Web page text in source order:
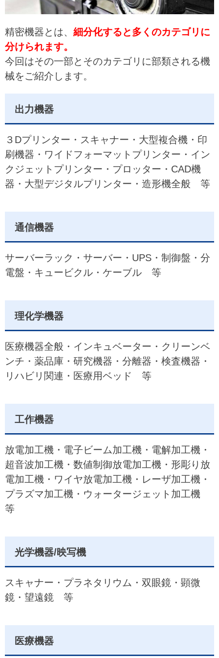
精密機器とは、 細分化すると多くのカテゴリに
分けられます。
今回はその一部とそのカテゴリに部類される機
械をご紹介します。
出力機器
３Dプリンター・スキャナー・大型複合機・印
刷機器・ワイドフォーマットプリンター・イン
クジェットプリンター・プロッター・CAD機
器・大型デジタルプリンター・造形機全般 等
通信機器
サーバーラック・サーバー・UPS・制御盤・分
電盤・キュービクル・ケーブル 等
理化学機器
医療機器全般・インキュベーター・クリーンベ
ンチ・薬品庫・研究機器・分離器・検査機器・
リハビリ関連・医療用ベッド 等
工作機器
放電加工機・電子ビーム加工機・電解加工機・
超音波加工機・数値制御放電加工機・形彫り放
電加工機・ワイヤ放電加工機・レーザ加工機・
プラズマ加工機・ウォータージェット加工機
等
光学機器/映写機
スキャナー・プラネタリウム・双眼鏡・顕微
鏡・望遠鏡 等
医療機器